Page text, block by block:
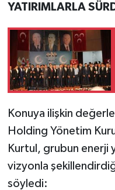
YATIRIMLARLA
Konuya ilişkin
Holding Yönetim
Kurtul, grubun enerji
vizyonla
söyledi: